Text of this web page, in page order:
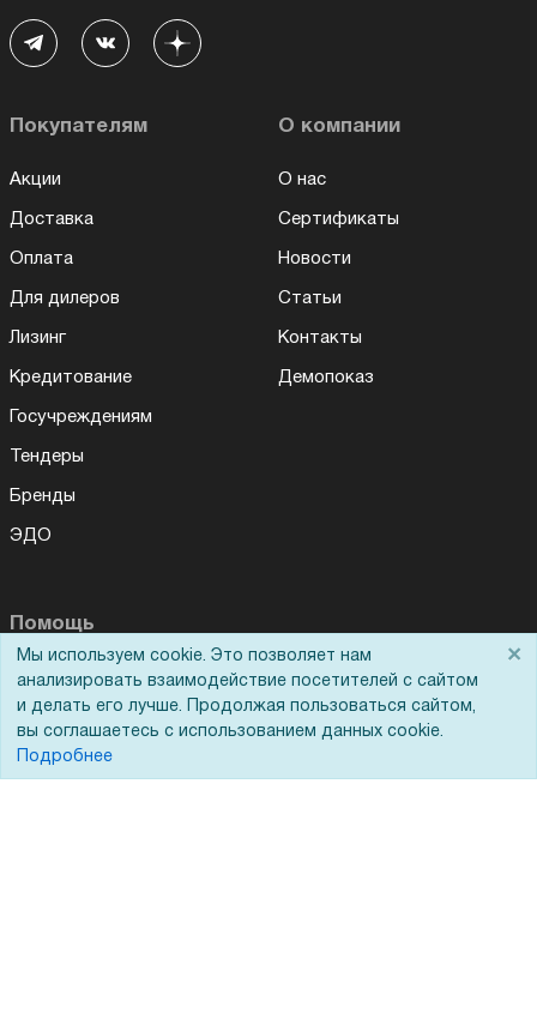
Покупателям
Акции
Доставка
Оплата
Для дилеров
Лизинг
Кредитование
Госучреждениям
Тендеры
Бренды
ЭДО
О компании
О нас
Сертификаты
Новости
Статьи
Контакты
Демопоказ
Помощь
Вопрос-ответ
Реквизиты
Гарантии и возврат
Мы используем cookie. Это позволяет нам
анализировать взаимодействие посетителей с сайтом
и делать его лучше. Продолжая пользоваться сайтом,
вы соглашаетесь с использованием данных cookie.
Подробнее
×